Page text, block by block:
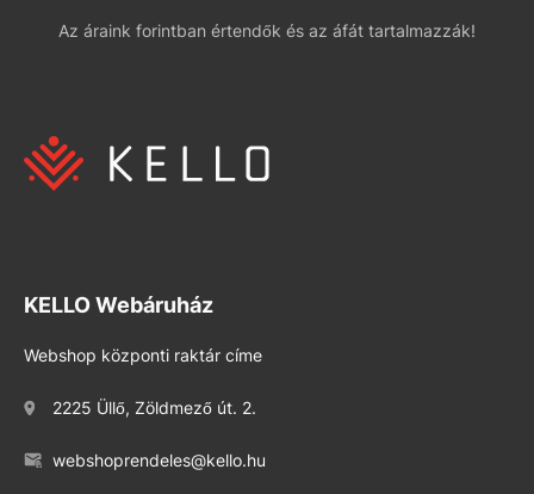
Az áraink forintban értendők és az áfát tartalmazzák!
KELLO Webáruház
Webshop központi raktár címe
2225 Üllő, Zöldmező út. 2.
webshoprendeles@kello.hu